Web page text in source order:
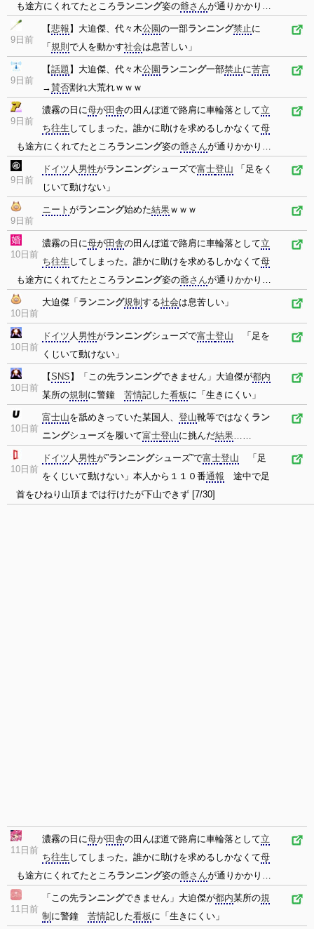
も途方にくれてたところランニング姿の爺さんが通りかかり…
9日前
【悲報 】大迫傑、代々木公園の一部ランニング禁止に
「 規則 で人を動かす社会は息苦しい」
9日前
【話題 】大迫傑、代々木公園 ランニング一部禁止に苦言
→賛否割れ大荒れｗｗｗ
9日前
濃霧の日に母が田舎の田んぼ道で路肩に車輪落として立
ち往生 してしまった。誰かに助けを求めるしかなくて母
も途方にくれてたところランニング姿の爺さんが通りかかり…
9日前
ドイツ 人 男性がランニングシューズで富士登山 「足をく
じいて動けない」
9日前
ニート がランニング始めた結果ｗｗｗ
10日前
濃霧の日に母が田舎の田んぼ道で路肩に車輪落として立
ち往生 してしまった。誰かに助けを求めるしかなくて母
も途方にくれてたところランニング姿の爺さんが通りかかり…
10日前
大迫傑「 ランニング規制 する社会は息苦しい」
10日前
ドイツ 人 男性がランニングシューズで富士登山 「足を
くじいて動けない」
10日前
【SNS 】「この先ランニングできません」大迫傑が都内
某所の規制 に警鐘 苦情記した看板に「生きにくい」
10日前
富士山を舐めきっていた某国人、 登山靴等ではなく ラン
ニングシューズを履いて富士登山に挑んだ結果……
10日前
ドイツ 人 男性が”ランニングシューズ”で富士登山 「足
をくじいて動けない」本人から１１０番通報 途中で足
首をひねり山頂までは行けたが下山できず [7/30]
11日前
濃霧の日に母が田舎の田んぼ道で路肩に車輪落として立
ち往生 してしまった。誰かに助けを求めるしかなくて母
も途方にくれてたところランニング姿の爺さんが通りかかり…
11日前
「この先ランニングできません」大迫傑が都内某所の規
制 に警鐘 苦情記した看板に「生きにくい」